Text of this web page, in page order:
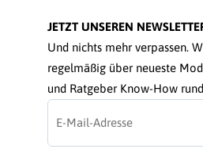
JETZT UNSEREN
Und nichts mehr verpassen.
regelmäßig über neueste
und Ratgeber Know-How